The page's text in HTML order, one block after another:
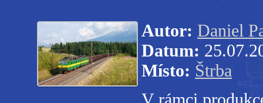
Autor: Daniel
Datum:
Místo: Štrba